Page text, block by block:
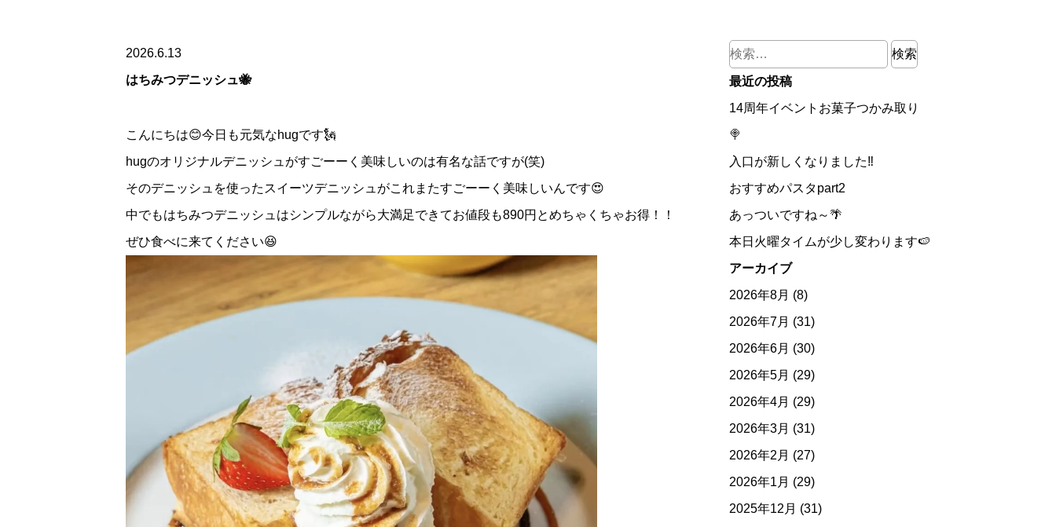
2026.6.13
はちみつデニッシュ🐝
こんにちは😊今日も元気なhugです🗽
hugのオリジナルデニッシュがすごーーく美味しいのは有名な話ですが(笑)
そのデニッシュを使ったスイーツデニッシュがこれまたすごーーく美味しいんです😍
中でもはちみつデニッシュはシンプルながら大満足できてお値段も890円とめちゃくちゃお得！！
ぜひ食べに来てください😆
検
索:
最近の投稿
14周年イベントお菓子つかみ取り
🍭
入口が新しくなりました‼
おすすめパスタpart2
あっついですね～🌴
本日火曜タイムが少し変わります🍉
アーカイブ
2026年8月 (8)
2026年7月 (31)
2026年6月 (30)
2026年5月 (29)
2026年4月 (29)
2026年3月 (31)
2026年2月 (27)
2026年1月 (29)
2025年12月 (31)